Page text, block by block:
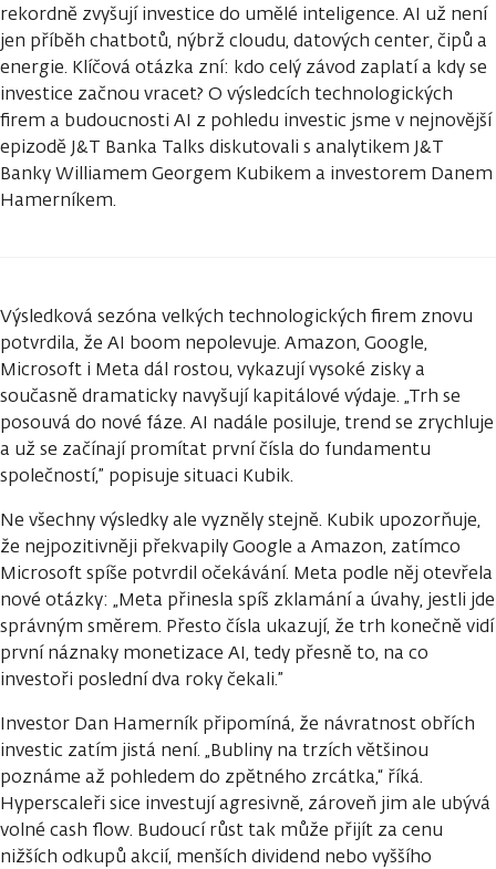
rekordně zvyšují investice do umělé inteligence. AI už není
jen příběh chatbotů, nýbrž cloudu, datových center, čipů a
energie. Klíčová otázka zní: kdo celý závod zaplatí a kdy se
investice začnou vracet? O výsledcích technologických
firem a budoucnosti AI z pohledu investic jsme v nejnovější
epizodě J&T Banka Talks diskutovali s analytikem J&T
Banky Williamem Georgem Kubikem a investorem Danem
Hamerníkem.
Výsledková sezóna velkých technologických firem znovu
potvrdila, že AI boom nepolevuje. Amazon, Google,
Microsoft i Meta dál rostou, vykazují vysoké zisky a
současně dramaticky navyšují kapitálové výdaje. „Trh se
posouvá do nové fáze. AI nadále posiluje, trend se zrychluje
a už se začínají promítat první čísla do fundamentu
společností,” popisuje situaci Kubik.
Ne všechny výsledky ale vyzněly stejně. Kubik upozorňuje,
že nejpozitivněji překvapily Google a Amazon, zatímco
Microsoft spíše potvrdil očekávání. Meta podle něj otevřela
nové otázky: „Meta přinesla spíš zklamání a úvahy, jestli jde
správným směrem. Přesto čísla ukazují, že trh konečně vidí
první náznaky monetizace AI, tedy přesně to, na co
investoři poslední dva roky čekali.”
Investor Dan Hamerník připomíná, že návratnost obřích
investic zatím jistá není. „Bubliny na trzích většinou
poznáme až pohledem do zpětného zrcátka,“ říká.
Hyperscaleři sice investují agresivně, zároveň jim ale ubývá
volné cash flow. Budoucí růst tak může přijít za cenu
nižších odkupů akcií, menších dividend nebo vyššího